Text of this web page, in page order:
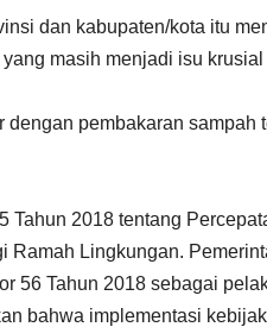
dan kabupaten/kota itu
masih menjadi isu
pembakaran
Tahun 2018 tentang
Ramah Lingkungan.
56 Tahun 2018 sebagai
bahwa implementasi